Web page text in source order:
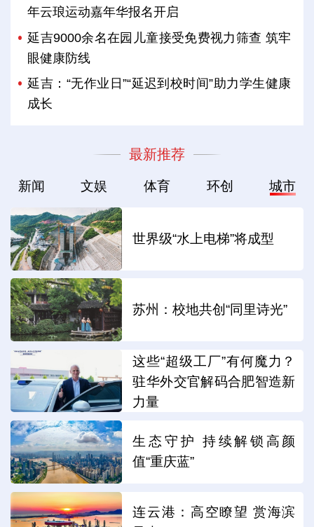
年云琅运动嘉年华报名开启
延吉9000余名在园儿童接受免费视力筛查 筑牢
眼健康防线
延吉：“无作业日”“延迟到校时间”助力学生健康
成长
最新推荐
新闻 文娱 体育 环创 城市
世界级“水上电梯”将成型
苏州：校地共创“同里诗光”
这些“超级工厂”有何魔力？
驻华外交官解码合肥智造新
力量
生态守护 持续解锁高颜
值“重庆蓝”
连云港：高空瞭望 赏海滨